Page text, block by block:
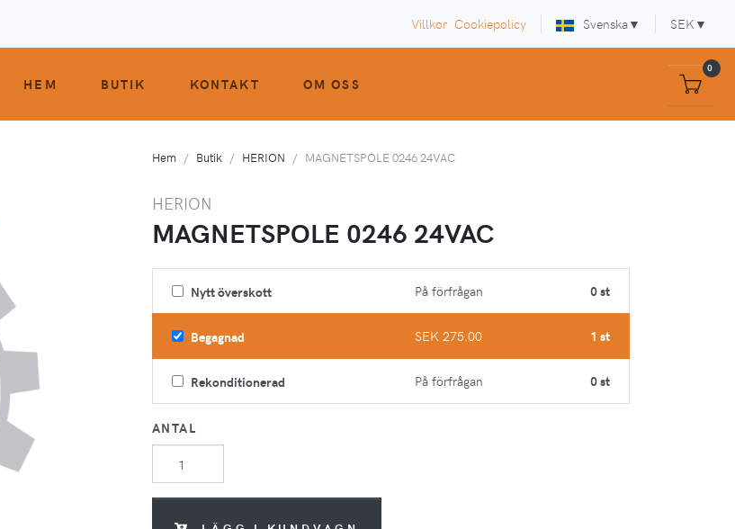
Villkor Cookiepolicy Svenska▼ SEK ▼
HEM BUTIK KONTAKT OM OSS
0
Hem Butik HERION MAGNETSPOLE 0246 24VAC
HERION
MAGNETSPOLE 0246 24VAC
Nytt överskott På förfrågan 0 st
Begagnad SEK 275.00 1 st
Rekonditionerad På förfrågan 0 st
ANTAL